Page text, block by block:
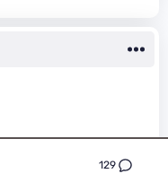
129